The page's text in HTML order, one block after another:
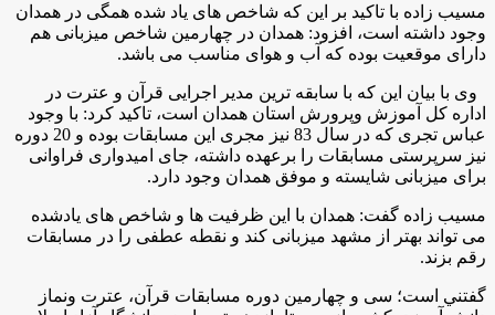
مسیب زاده با تاکید بر این که شاخص های یاد شده همگی در همدان
وجود داشته است، افزود: همدان در چهارمین شاخص میزبانی هم
دارای موقعیت بوده که آب و هوای مناسب می باشد.
وی با بیان این که با سابقه ترین مدیر اجرایی قرآن و عترت در
اداره کل آموزش وپرورش استان همدان است، تاکید کرد: با وجود
عباس تجری که در سال 83 نیز مجری این مسابقات بوده و 20 دوره
نیز سرپرستی مسابقات را برعهده داشته، جای امیدواری فراوانی
برای میزبانی شایسته و موفق همدان وجود دارد.
مسيب زاده گفت: همدان با این ظرفیت ها و شاخص های یادشده
می تواند بهتر از مشهد میزبانی کند و نقطه عطفی را در مسابقات
رقم بزند.
گفتني است؛ سی و چهارمین دوره مسابقات قرآن، عترت ونماز